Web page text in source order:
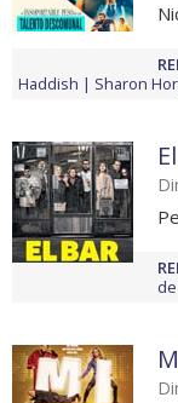
Haddish
Sharon